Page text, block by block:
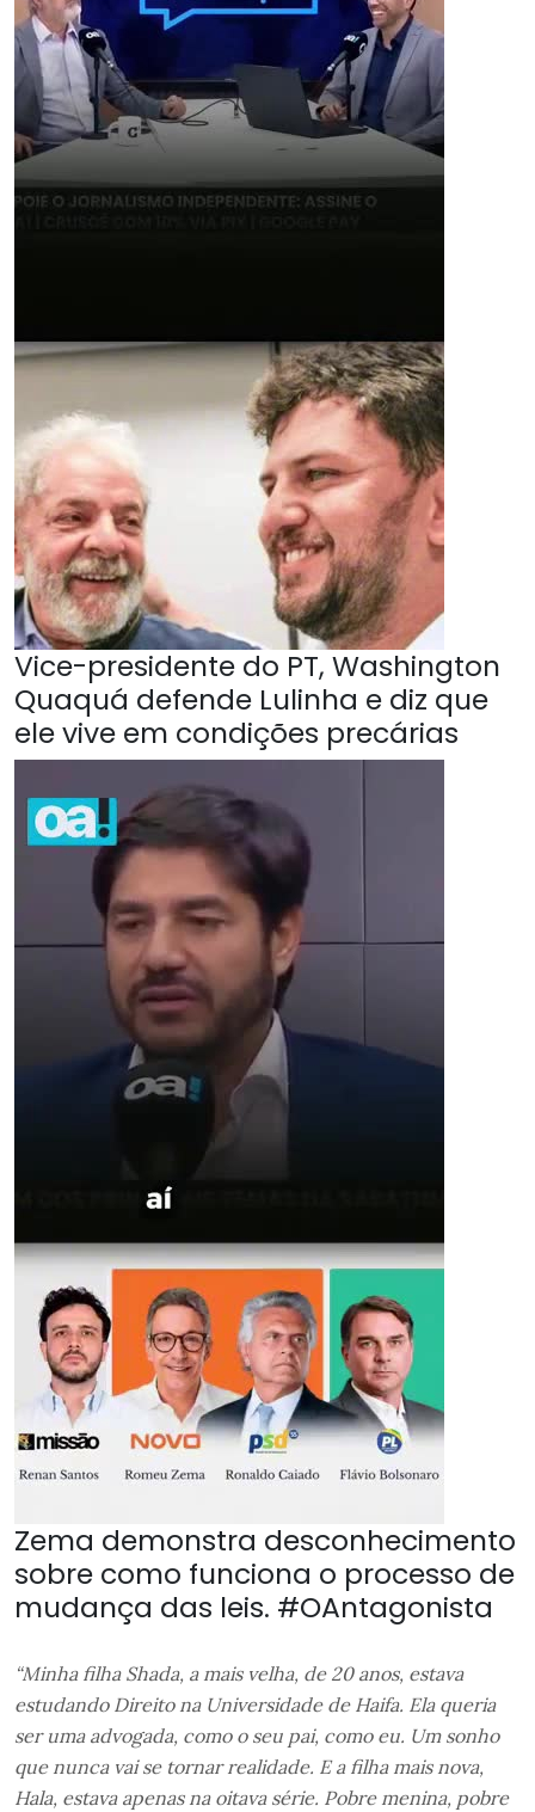
Vice-presidente do PT, Washington
Quaquá defende Lulinha e diz que
ele vive em condições precárias
Zema demonstra desconhecimento
sobre como funciona o processo de
mudança das leis. #OAntagonista
“Minha filha Shada, a mais velha, de 20 anos, estava
estudando Direito na Universidade de Haifa. Ela queria
ser uma advogada, como o seu pai, como eu. Um sonho
que nunca vai se tornar realidade. E a filha mais nova,
Hala, estava apenas na oitava série. Pobre menina, pobre